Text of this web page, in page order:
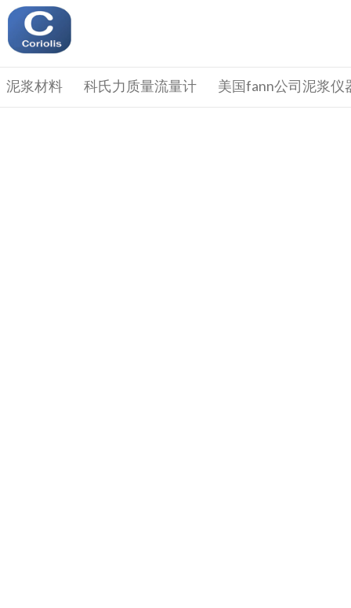
泥浆材料 科氏力质量流量计 美国fann公司泥浆仪